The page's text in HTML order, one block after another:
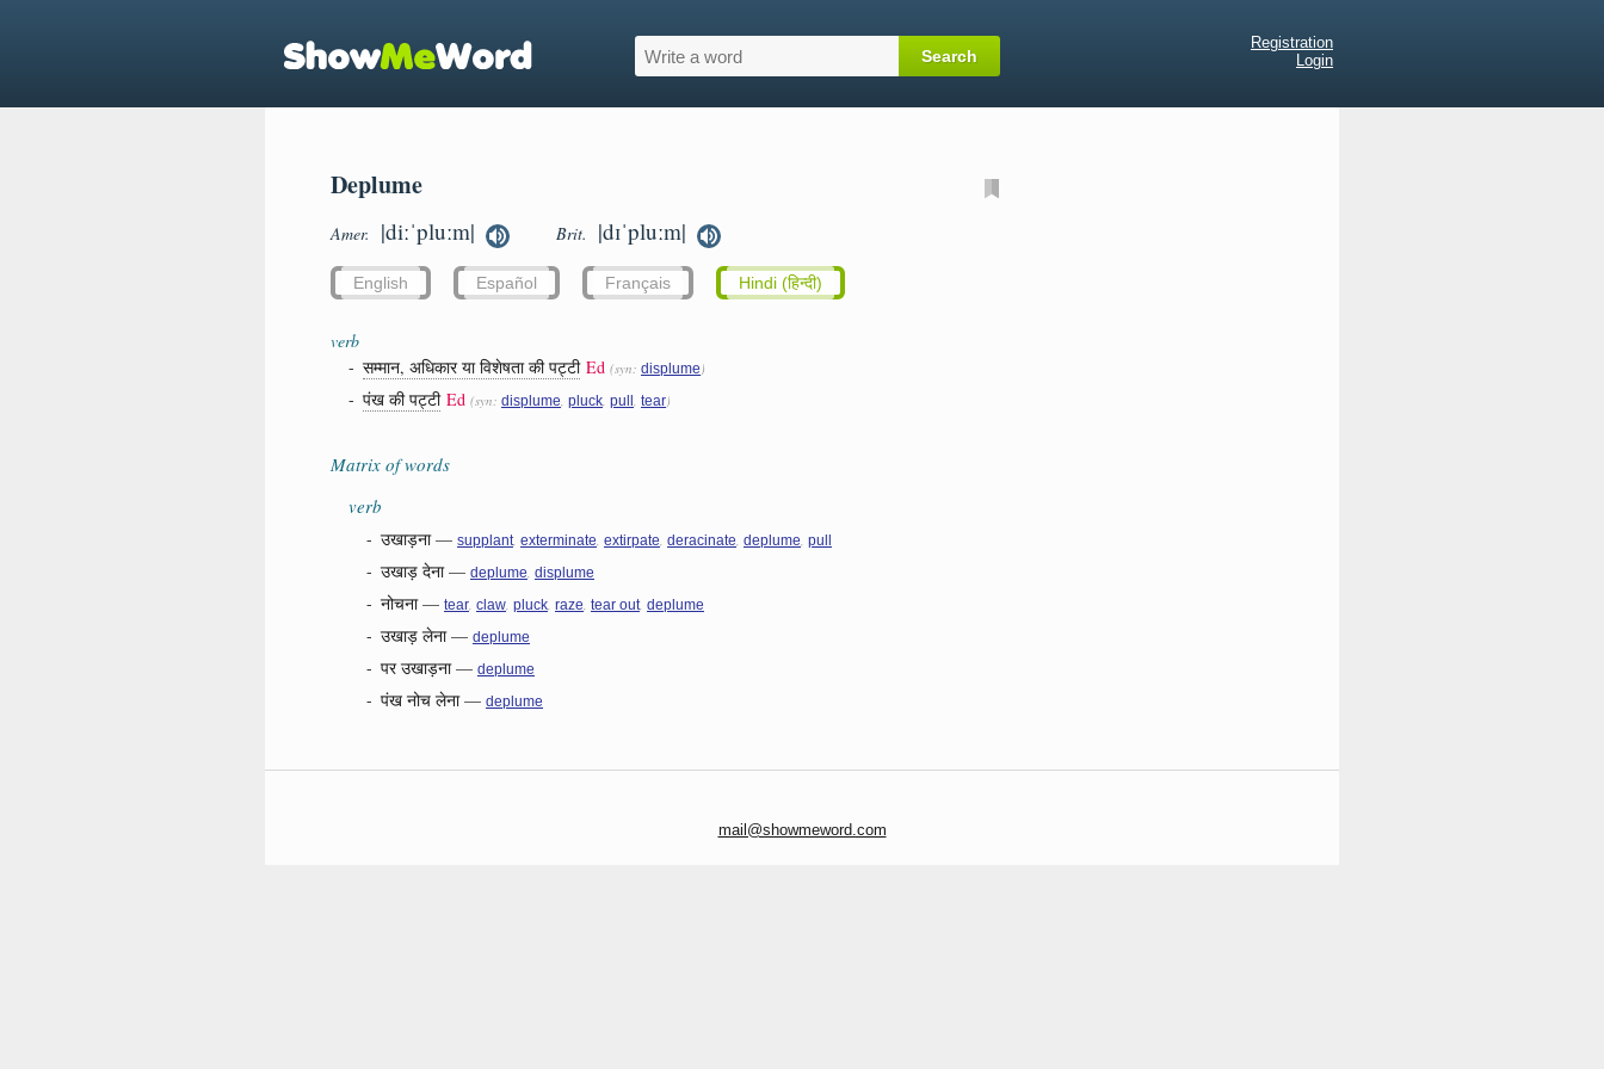
Registration
Login
Deplume
Amer. |diːˈpluːm| Brit. |dɪˈpluːm|
English Español Français Hindi (हिन्दी)
verb
- सम्मान, अधिकार या विशेषता की पट्टी Ed (syn: displume)
- पंख की पट्टी Ed (syn: displume, pluck, pull , tear)
Matrix of words
verb
- उखाड़ना— supplant, exterminate, extirpate, deracinate, deplume, pull
- उखाड़ देना— deplume, displume
- नोचना— tear, claw, pluck, raze, tear out, deplume
- उखाड़ लेना— deplume
- पर उखाड़ना— deplume
- पंख नोच लेना— deplume
mail@showmeword.com